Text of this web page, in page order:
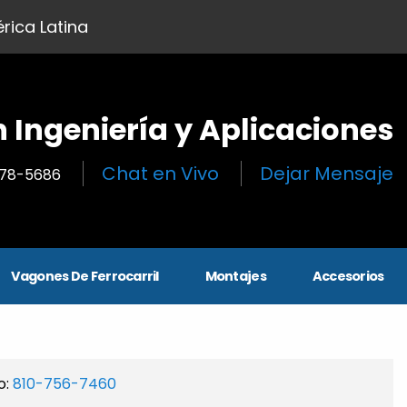
Latina
Ingeniería y Aplicaciones
5686 Chat en Vivo Dejar Mensaje
Vagones De Ferrocarril Montajes Accesorios
810-756-7460